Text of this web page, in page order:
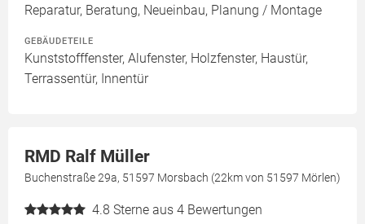
Reparatur, Beratung, Neueinbau, Planung / Montage
GEBÄUDETEILE
Kunststofffenster, Alufenster, Holzfenster, Haustür,
Terrassentür, Innentür
RMD Ralf Müller
Buchenstraße 29a, 51597 Morsbach (22km von 51597 Mörlen)
4.8 Sterne aus 4 Bewertungen